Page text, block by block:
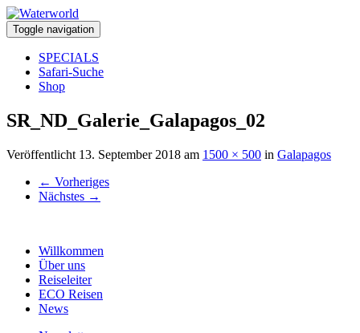
Toggle navigation
SPECIALS
Safari-Suche
Shop
SR_ND_Galerie_Galapagos_02
Veröffentlicht 13. September 2018 am 1500 × 500 in Galapagos
← Vorheriges
Nächstes →
Willkommen
Über uns
Reiseleiter
ECO Reisen
News